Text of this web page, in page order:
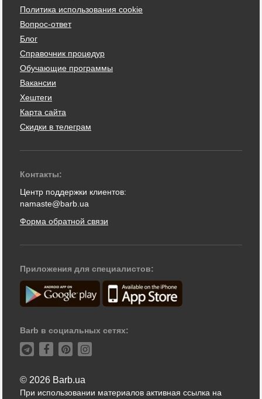
Политика использования cookie
Вопрос-ответ
Блог
Справочник процедур
Обучающие программы
Вакансии
Хештеги
Карта сайта
Скидки в телеграм
Контакты:
Центр поддержки клиентов:
namaste@barb.ua
Форма обратной связи
Приложения для специалистов:
Barb в социальных сетях:
© 2026 Barb.ua
При использовании материалов активная ссылка на